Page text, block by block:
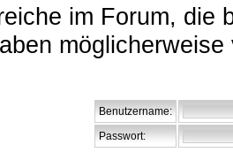
im Forum, die
Benutzername:
Passwort: